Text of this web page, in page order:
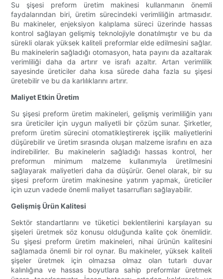
Su şişesi preform üretim makinesi kullanmanın önemli
faydalarından biri, üretim sürecindeki verimliliğin artmasıdır.
Bu makineler, enjeksiyon kalıplama süreci üzerinde hassas
kontrol sağlayan gelişmiş teknolojiyle donatılmıştır ve bu da
sürekli olarak yüksek kaliteli preformlar elde edilmesini sağlar.
Bu makinelerin sağladığı otomasyon, hata payını da azaltarak
verimliliği daha da artırır ve israfı azaltır. Artan verimlilik
sayesinde üreticiler daha kısa sürede daha fazla su şişesi
üretebilir ve bu da karlılıklarını artırır.
Maliyet Etkin Üretim
Su şişesi preform üretim makineleri, gelişmiş verimliliğin yanı
sıra üreticiler için uygun maliyetli bir çözüm sunar. Şirketler,
preform üretim sürecini otomatikleştirerek işçilik maliyetlerini
düşürebilir ve üretim sırasında oluşan malzeme israfını en aza
indirebilirler. Bu makinelerin sağladığı hassas kontrol, her
preformun minimum malzeme kullanımıyla üretilmesini
sağlayarak maliyetleri daha da düşürür. Genel olarak, bir su
şişesi preform üretim makinesine yatırım yapmak, üreticiler
için uzun vadede önemli maliyet tasarrufları sağlayabilir.
Gelişmiş Ürün Kalitesi
Sektör standartlarını ve tüketici beklentilerini karşılayan su
şişeleri üretmek söz konusu olduğunda kalite çok önemlidir.
Su şişesi preform üretim makineleri, nihai ürünün kalitesini
sağlamada önemli bir rol oynar. Bu makineler, yüksek kaliteli
şişeler üretmek için olmazsa olmaz olan tutarlı duvar
kalınlığına ve hassas boyutlara sahip preformlar üretmek